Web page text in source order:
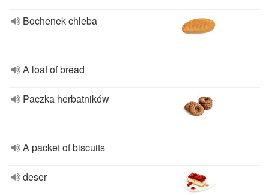
Bochenek chleba
A loaf of bread
Paczka herbatników
A packet of biscuits
deser